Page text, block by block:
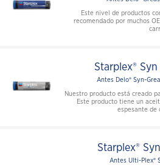
Este nivel de productos
recomendado por muchos
Starplex® Syn
Antes Delo® Syn-
Nuestro producto está creado
Este producto tiene un
espesante de
Starplex®
Antes Ulti-Plex®